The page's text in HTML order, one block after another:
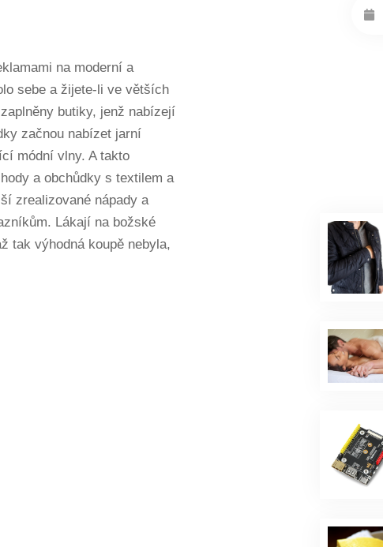
na moderní a
sebe a žijete-li ve větších
butiky, jenž nabízejí
začnou nabízet jarní
módní vlny. A takto
a obchůdky s textilem a
zrealizované nápady a
Lákají na božské
tak výhodná koupě nebyla,